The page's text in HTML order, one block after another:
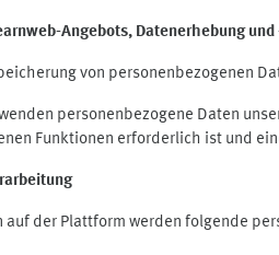
Angebots, Datenerhebung und
von personenbezogenen
personenbezogene Daten
Funktionen erforderlich ist und
auf der Plattform werden folgende